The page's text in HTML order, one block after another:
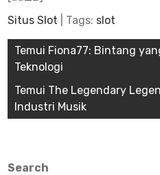
Situs Slot
| Tags: slot
Post
navigation
Temui Fiona77: Bintang
Teknologi
Temui The Legendary
Industri Musik
Search